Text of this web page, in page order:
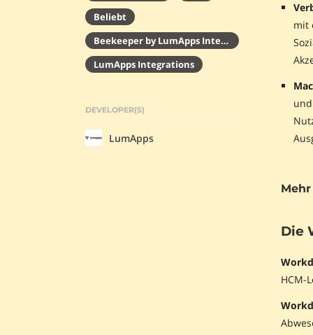
Beliebt
Beekeeper by LumApps Integrations
LumApps Integrations
DEVELOPER(S)
LumApps
mit
Die
HCM-